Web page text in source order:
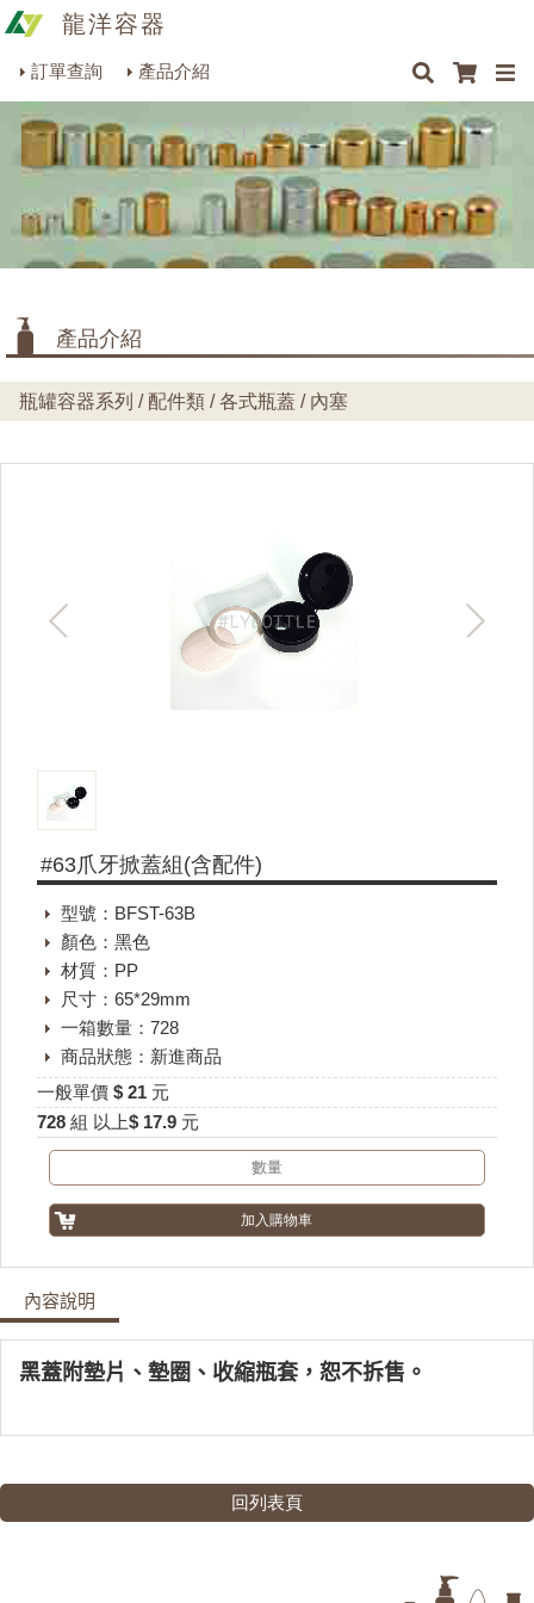
龍洋容器
訂單查詢
產品介紹
商品搜尋
烘焙器皿系列
餐飲器具系列
生活雜貨系列
美容用品系列
最新消息 聯絡我們
產品介紹
瓶罐容器系列 / 配件類 / 各式瓶蓋 / 內塞
#63爪牙掀蓋組(含配件)
型號：BFST-63B
顏色：黑色
材質：PP
尺寸：65*29mm
一箱數量：728
商品狀態：新進商品
一般單價 $ 21 元
728 組 以上$ 17.9 元
內容說明
黑蓋附墊片、墊圈、收縮瓶套，恕不拆售。
回列表頁